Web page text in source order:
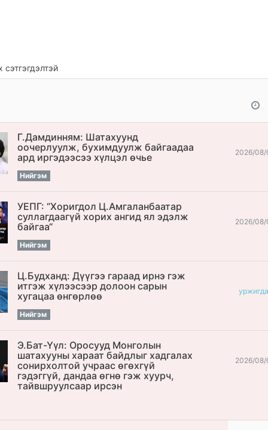
Г.Дамдинням: Шатахуунд
оочерлуулж, бухимдуулж байгаадаа
ард иргэдээсээ хүлцэл өчье
Нийгэм
2026/08/
УЕПГ: “Хоригдол Ц.Амгаланбаатар
cуллагдаагүй хорих ангид ял эдэлж
байгаа“
Нийгэм
2026/08/
Ц.Будханд: Дүүгээ гараад ирнэ гэж
итгэж хүлээсээр долоон сарын
хугацаа өнгөрлөө
Нийгэм
Э.Бат-Үүл: Оросууд Монголын
шатахууны хараат байдлыг хадгалах
сонирхолтой учраас өгөхгүй
гэдэггүй, дандаа өгнө гэж хуурч,
тайвшруулсаар ирсэн
2026/08/